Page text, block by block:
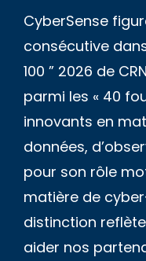
CyberSense
consécutive
100 ” 2026 de
parmi les « 40
innovants en
données,
pour son rôle
matière de
distinction
aider nos